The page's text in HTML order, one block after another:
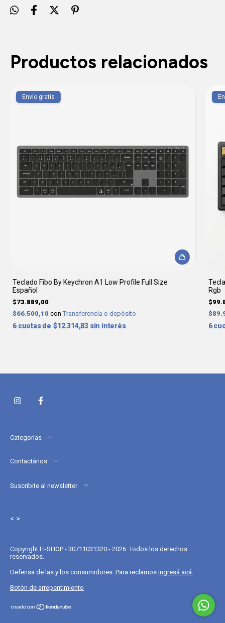
Productos relacionados
Envío gratis
Teclado Fibo By Keychron A1 Low Profile Full Size
Español
$73.889,00
$66.500,10 con Transferencia o depósito
6 $12.314,83 sin interés
Rgb
6
Categorías
Contactános
Suscribite al newsletter
< >
Copyright Fi-SHOP - 30711031320 - 2026. Todos los derechos
reservados.
Defensa de las y los consumidores. Para reclamos ingresá acá.
Botón de arrepentimiento